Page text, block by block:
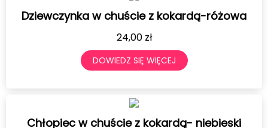
Dziewczynka w chuście z kokardą-różowa
24,00 zł
DOWIEDZ SIĘ WIĘCEJ
Chłopiec w chuście z kokardą- niebieski